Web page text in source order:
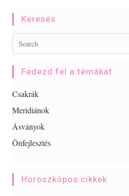
Keresés
Fedezd fel a témákat
Csakrák
Meridiánok
Ásványok
Önfejlesztés
Horoszkópos cikkek